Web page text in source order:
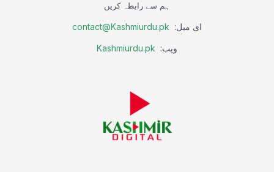
ہم سے رابطہ کریں
ای میل: contact@Kashmiurdu.pk
ویب: Kashmiurdu.pk